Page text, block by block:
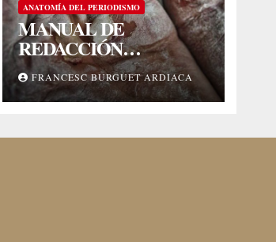
ANATOMÍA DEL PERIODISMO
MANUAL DE
REDACCIÓN
PERIODÍSTICA
FRANCESC BURGUET ARDIACA